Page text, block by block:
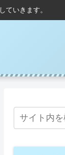
ていきます。